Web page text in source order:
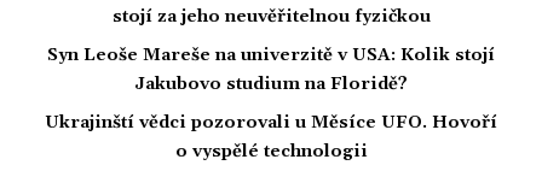
stojí za jeho neuvěřitelnou fyzičkou
Syn Leoše Mareše na univerzitě v USA: Kolik stojí
Jakubovo studium na Floridě?
Ukrajinští vědci pozorovali u Měsíce UFO. Hovoří
o vyspělé technologii